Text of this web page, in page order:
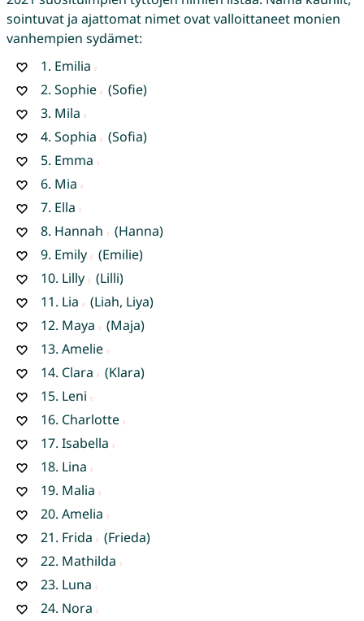
sointuvat ja ajattomat nimet ovat valloittaneet monien
vanhempien sydämet:
1. Emilia
2. Sophie
(Sofie)
3. Mila
4. Sophia
(Sofia)
5. Emma
6. Mia
7. Ella
8. Hannah
(Hanna)
9. Emily
(Emilie)
10. Lilly
(Lilli)
11. Lia
(Liah, Liya)
12. Maya
(Maja)
13. Amelie
14. Clara
(Klara)
15. Leni
16. Charlotte
17. Isabella
18. Lina
19. Malia
20. Amelia
21. Frida
(Frieda)
22. Mathilda
23. Luna
24. Nora